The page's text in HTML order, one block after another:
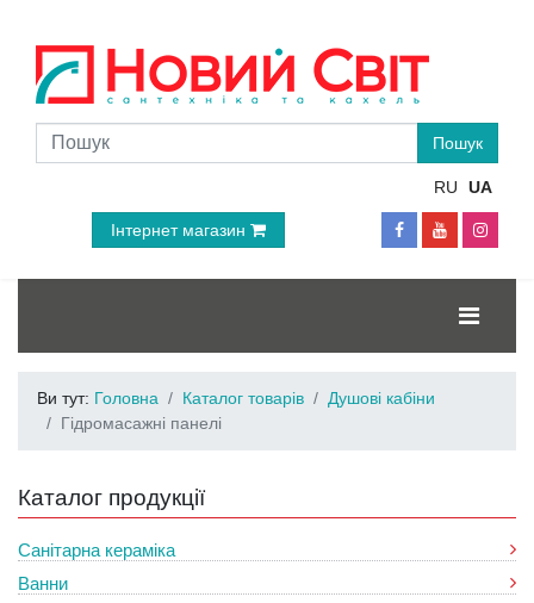
RU UA
Інтернет магазин
Ви тут: Головна Каталог товарів
Душові кабіни
Гідромасажні панелі
Каталог продукції
Санітарна кераміка
Ванни